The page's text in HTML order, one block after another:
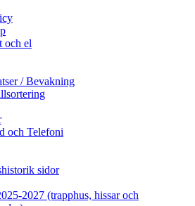
och el
/ Bevakning
och Telefoni
sidor
2027 (trapphus, hissar och